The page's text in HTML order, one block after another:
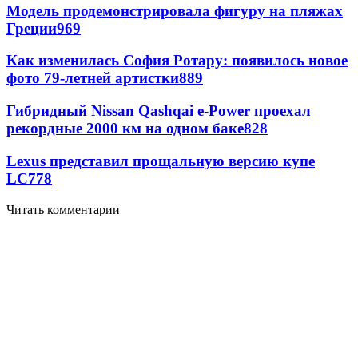
Модель продемонстрировала фигуру на пляжах
Греции969
Как изменилась София Ротару: появилось новое
фото 79-летней артистки889
Гибридный Nissan Qashqai e-Power проехал
рекордные 2000 км на одном баке828
Lexus представил прощальную версию купе
LC778
Читать комментарии